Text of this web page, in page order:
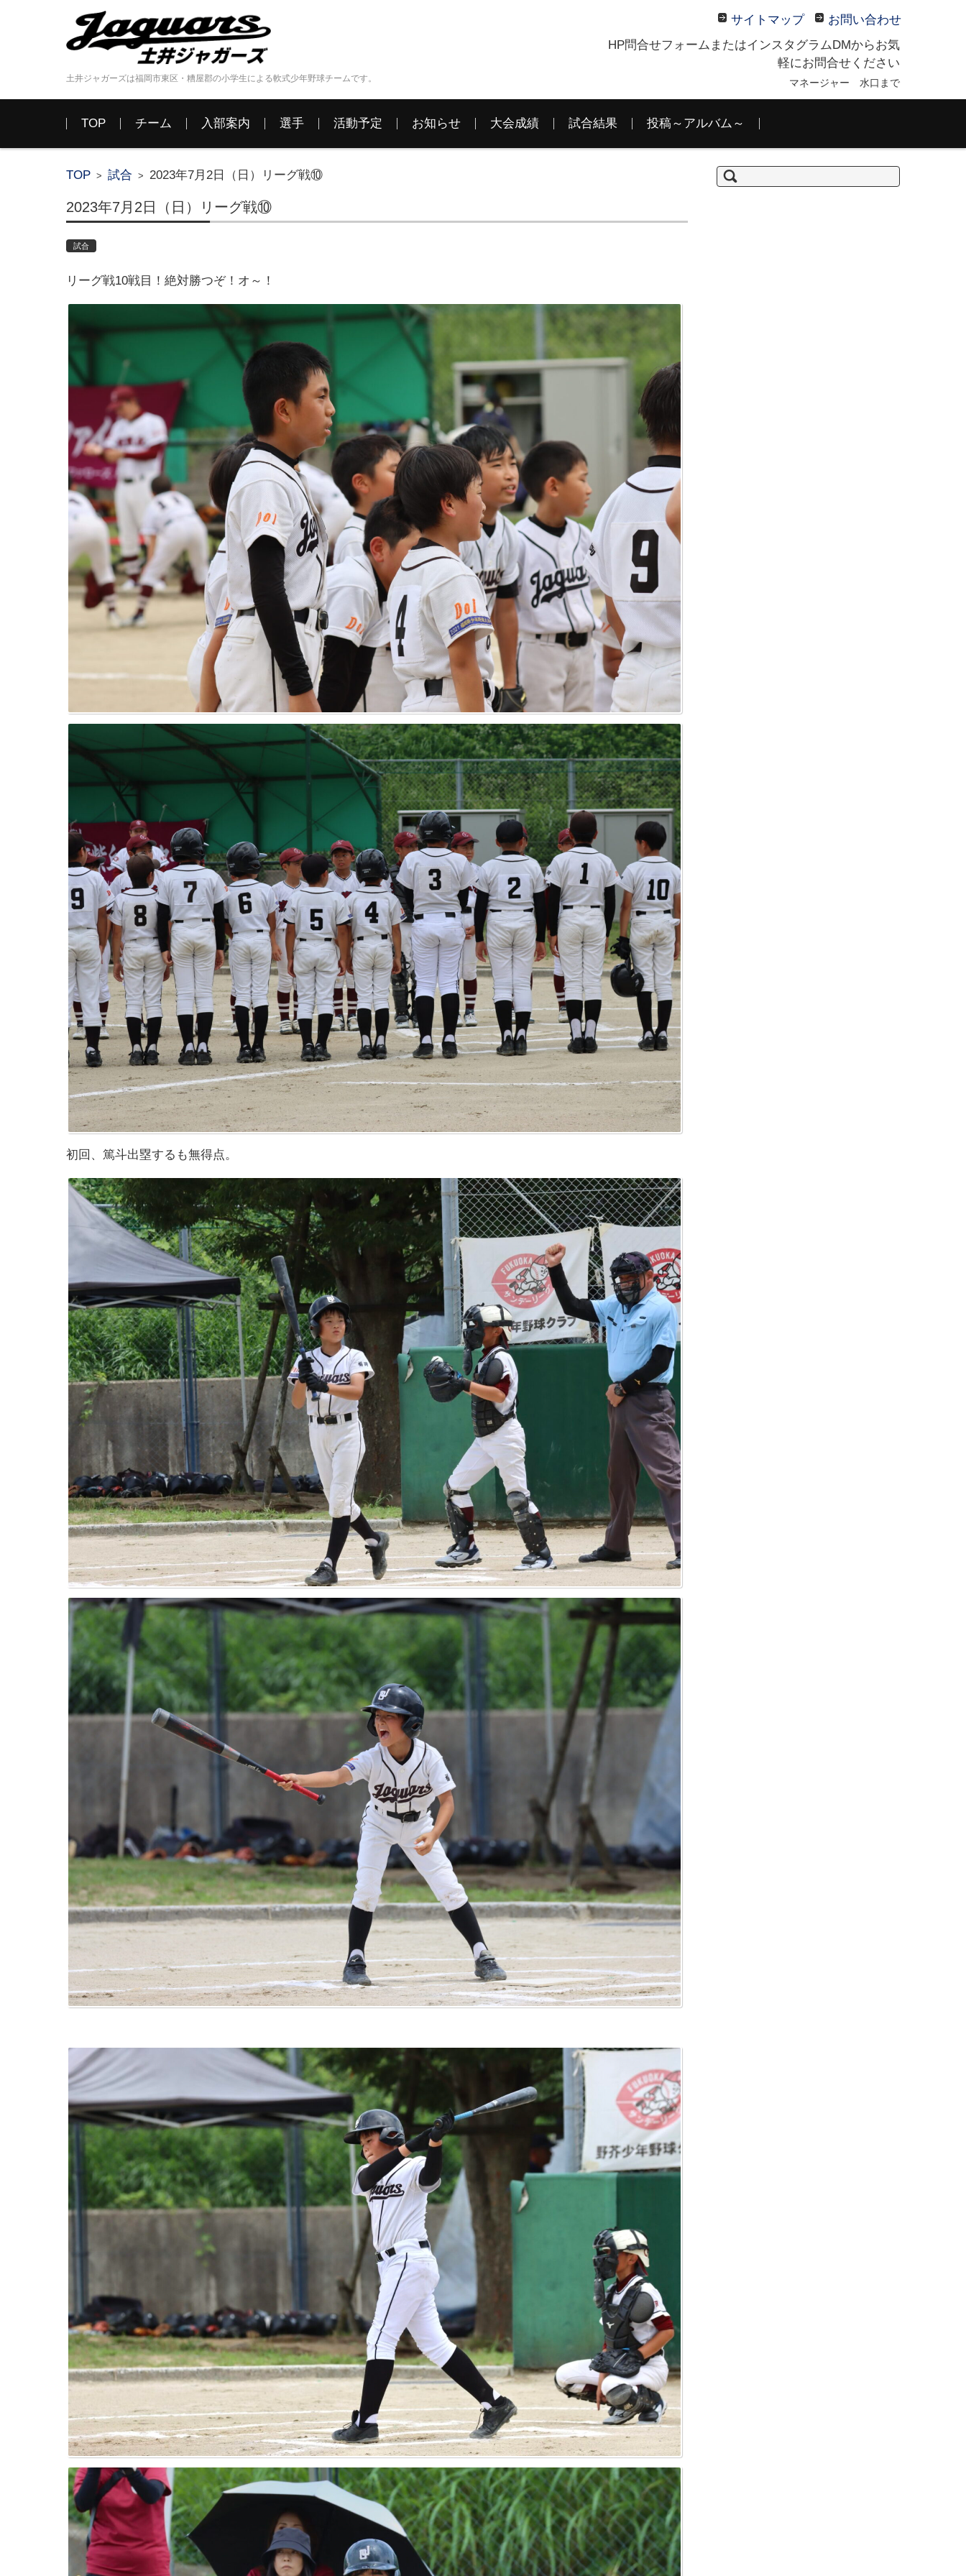
土井ジャガーズは福岡市東区・糟屋郡の小学生による軟式少年野球チームです。
サイトマップ
お問い合わせ
HP問合せフォームまたはインスタグラムDMからお気
軽にお問合せください
マネージャー 水口まで
コンテンツに移動
TOP
チーム 入部案内 選手 活動予定 お知らせ 大会成績 試合結果 投稿～アルバム～
TOP > 試合 > 2023年7月2日（日）リーグ戦⑩
2023年7月2日（日）リーグ戦⑩
試合
リーグ戦10戦目！絶対勝つぞ！オ～！
初回、篤斗出塁するも無得点。
検
索: